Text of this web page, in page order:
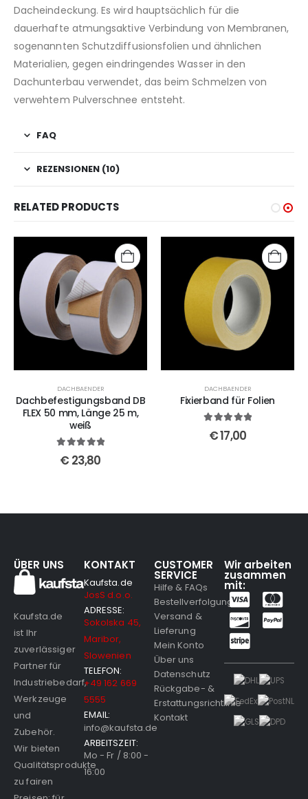
Dacheindeckung. Es wird hauptsächlich für die
dauerhafte atmungsaktive Verbindung von Membranen,
sogenannten Schutzdiffusionsfolien und ähnlichen
Materialien, gegen eindringendes Wasser in den
Dachunterbau verwendet, das beim Schmelzen von
verwehtem Pulverschnee entsteht.
FAQ
REZENSIONEN (10)
RELATED PRODUCTS
DACHBAENDER
Dachbefestigungsband DB
FLEX 50 mm, Länge 25 m,
weiß
out of 5
€ 23,80
DACHBAENDER
Fixierband für Folien
out of 5
€17,00
ÜBER UNS
Kaufsta.de
ist Ihr
zuverlässiger
Partner für
Industriebedarf,
Werkzeuge
und
Zubehör.
Wir bieten
Qualitätsprodukte
zu fairen
KONTAKT
Kaufsta.de
JosS d.o.o.
ADRESSE:
Sokolska 45,
Maribor,
Slowenien
TELEFON:
+49 162 669
5555
EMAIL:
info@kaufsta.de
ARBEITSZEIT:
Mo - Fr / 8:00 -
16:00
CUSTOMER
SERVICE
Hilfe & FAQs
Bestellverfolgung
Versand &
Lieferung
Mein Konto
Über uns
Datenschutz
Rückgabe- &
Erstattungsrichtlinie
Kontakt
Wir arbeiten
zusammen
mit: